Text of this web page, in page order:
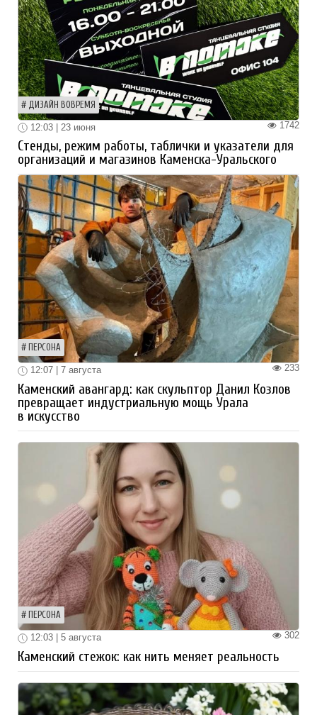
ДИЗАЙН ВОВРЕМЯ
1742
12:03 | 23 июня
Стенды, режим работы, таблички и указатели для
организаций и магазинов Каменска-Уральского
ПЕРСОНА
233
12:07 | 7 августа
Каменский авангард: как скульптор Данил Козлов
превращает индустриальную мощь Урала
в искусство
ПЕРСОНА
302
12:03 | 5 августа
Каменский стежок: как нить меняет реальность